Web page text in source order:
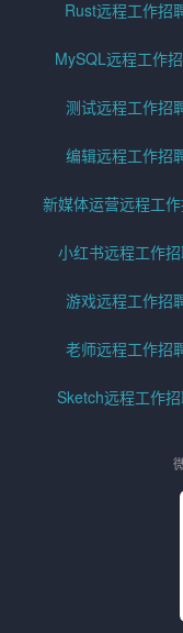
Rust远程工作招
MySQL远程工作
测试远程工作招
编辑远程工作招
新媒体运营远程工
小红书远程工作
游戏远程工作招
老师远程工作招
Sketch远程工作